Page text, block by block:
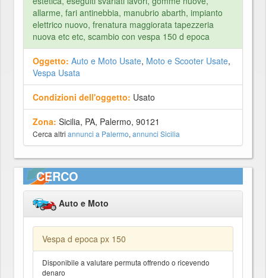
allarme, fari antinebbia, manubrio abarth, impianto
elettrico nuovo, frenatura maggiorata tapezzeria
nuova etc etc, scambio con vespa 150 d epoca
Oggetto: Auto e Moto Usate, Moto e Scooter Usate,
Vespa Usata
Condizioni dell'oggetto: Usato
Zona: Sicilia, PA, Palermo, 90121
Cerca altri annunci a Palermo, annunci Sicilia
CERCO
Auto e Moto
Vespa d epoca px 150
Disponibile a valutare permuta offrendo o ricevendo
denaro